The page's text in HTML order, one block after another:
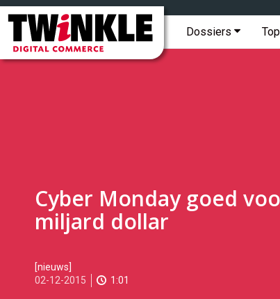
Twinkle
Digital
Commerce
Hoofdmenu
Dossiers
Topmenu
Cyber Monday goed
miljard dollar
2015-
12-
[nieuws]
02-12-2015
1:01